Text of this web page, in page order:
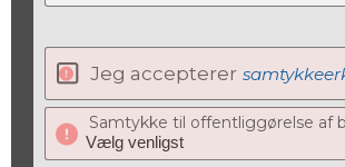
Jeg accepterer
Samtykke til offentliggørelse af